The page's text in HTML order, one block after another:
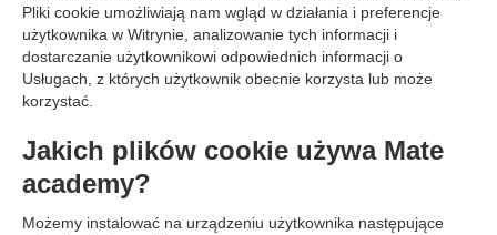
Pliki cookie umożliwiają nam wgląd w działania i preferencje
użytkownika w Witrynie, analizowanie tych informacji i
dostarczanie użytkownikowi odpowiednich informacji o
Usługach, z których użytkownik obecnie korzysta lub może
korzystać.
Jakich plików cookie używa Mate
academy?
Możemy instalować na urządzeniu użytkownika następujące